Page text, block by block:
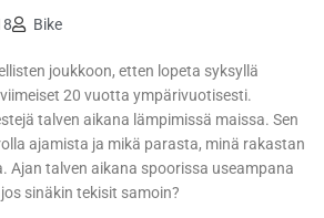
Bike
joukkoon, etten lopeta syksyllä
20 vuotta ympärivuotisesti.
talven aikana lämpimissä maissa. Sen
ajamista ja mikä parasta, minä rakastan
Ajan talven aikana spoorissa useampana
sinäkin tekisit samoin?